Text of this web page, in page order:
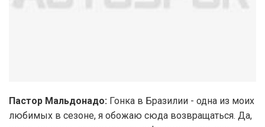
Пастор Мальдонадо: Гонка в Бразилии - одна из моих
любимых в сезоне, я обожаю сюда возвращаться. Да,